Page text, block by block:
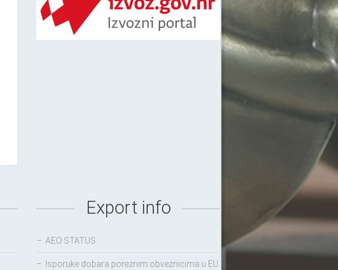
Export info
– AEO STATUS
– Isporuke dobara poreznim obveznicima u EU